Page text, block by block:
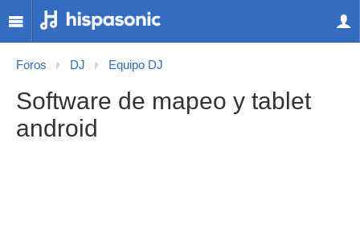
Foros DJ Equipo DJ
Software de mapeo y tablet
android